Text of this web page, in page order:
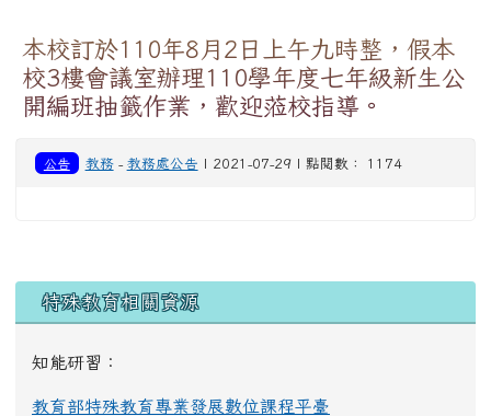
本校訂於110年8月2日上午九時整，假本
校3樓會議室辦理110學年度七年級新生公
開編班抽籤作業，歡迎蒞校指導。
公告 教務- 教務處公告 | 2021-07-29 | 點閱數： 1174
左邊區域內容
特殊教育相關資源
知能研習：
教育部特殊教育專業發展數位課程平臺